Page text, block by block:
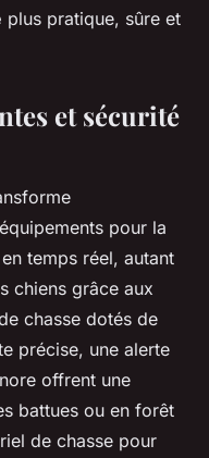
plus pratique, sûre et
et sécurité
pour la
temps réel, autant
chiens grâce aux
chasse dotés de
précise, une alerte
offrent une
battues ou en forêt
de chasse pour